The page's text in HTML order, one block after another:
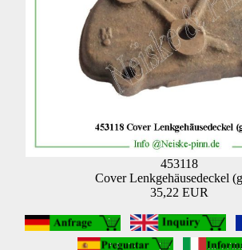
453118
Cover Lenkgehäusedeckel
35,22 EUR